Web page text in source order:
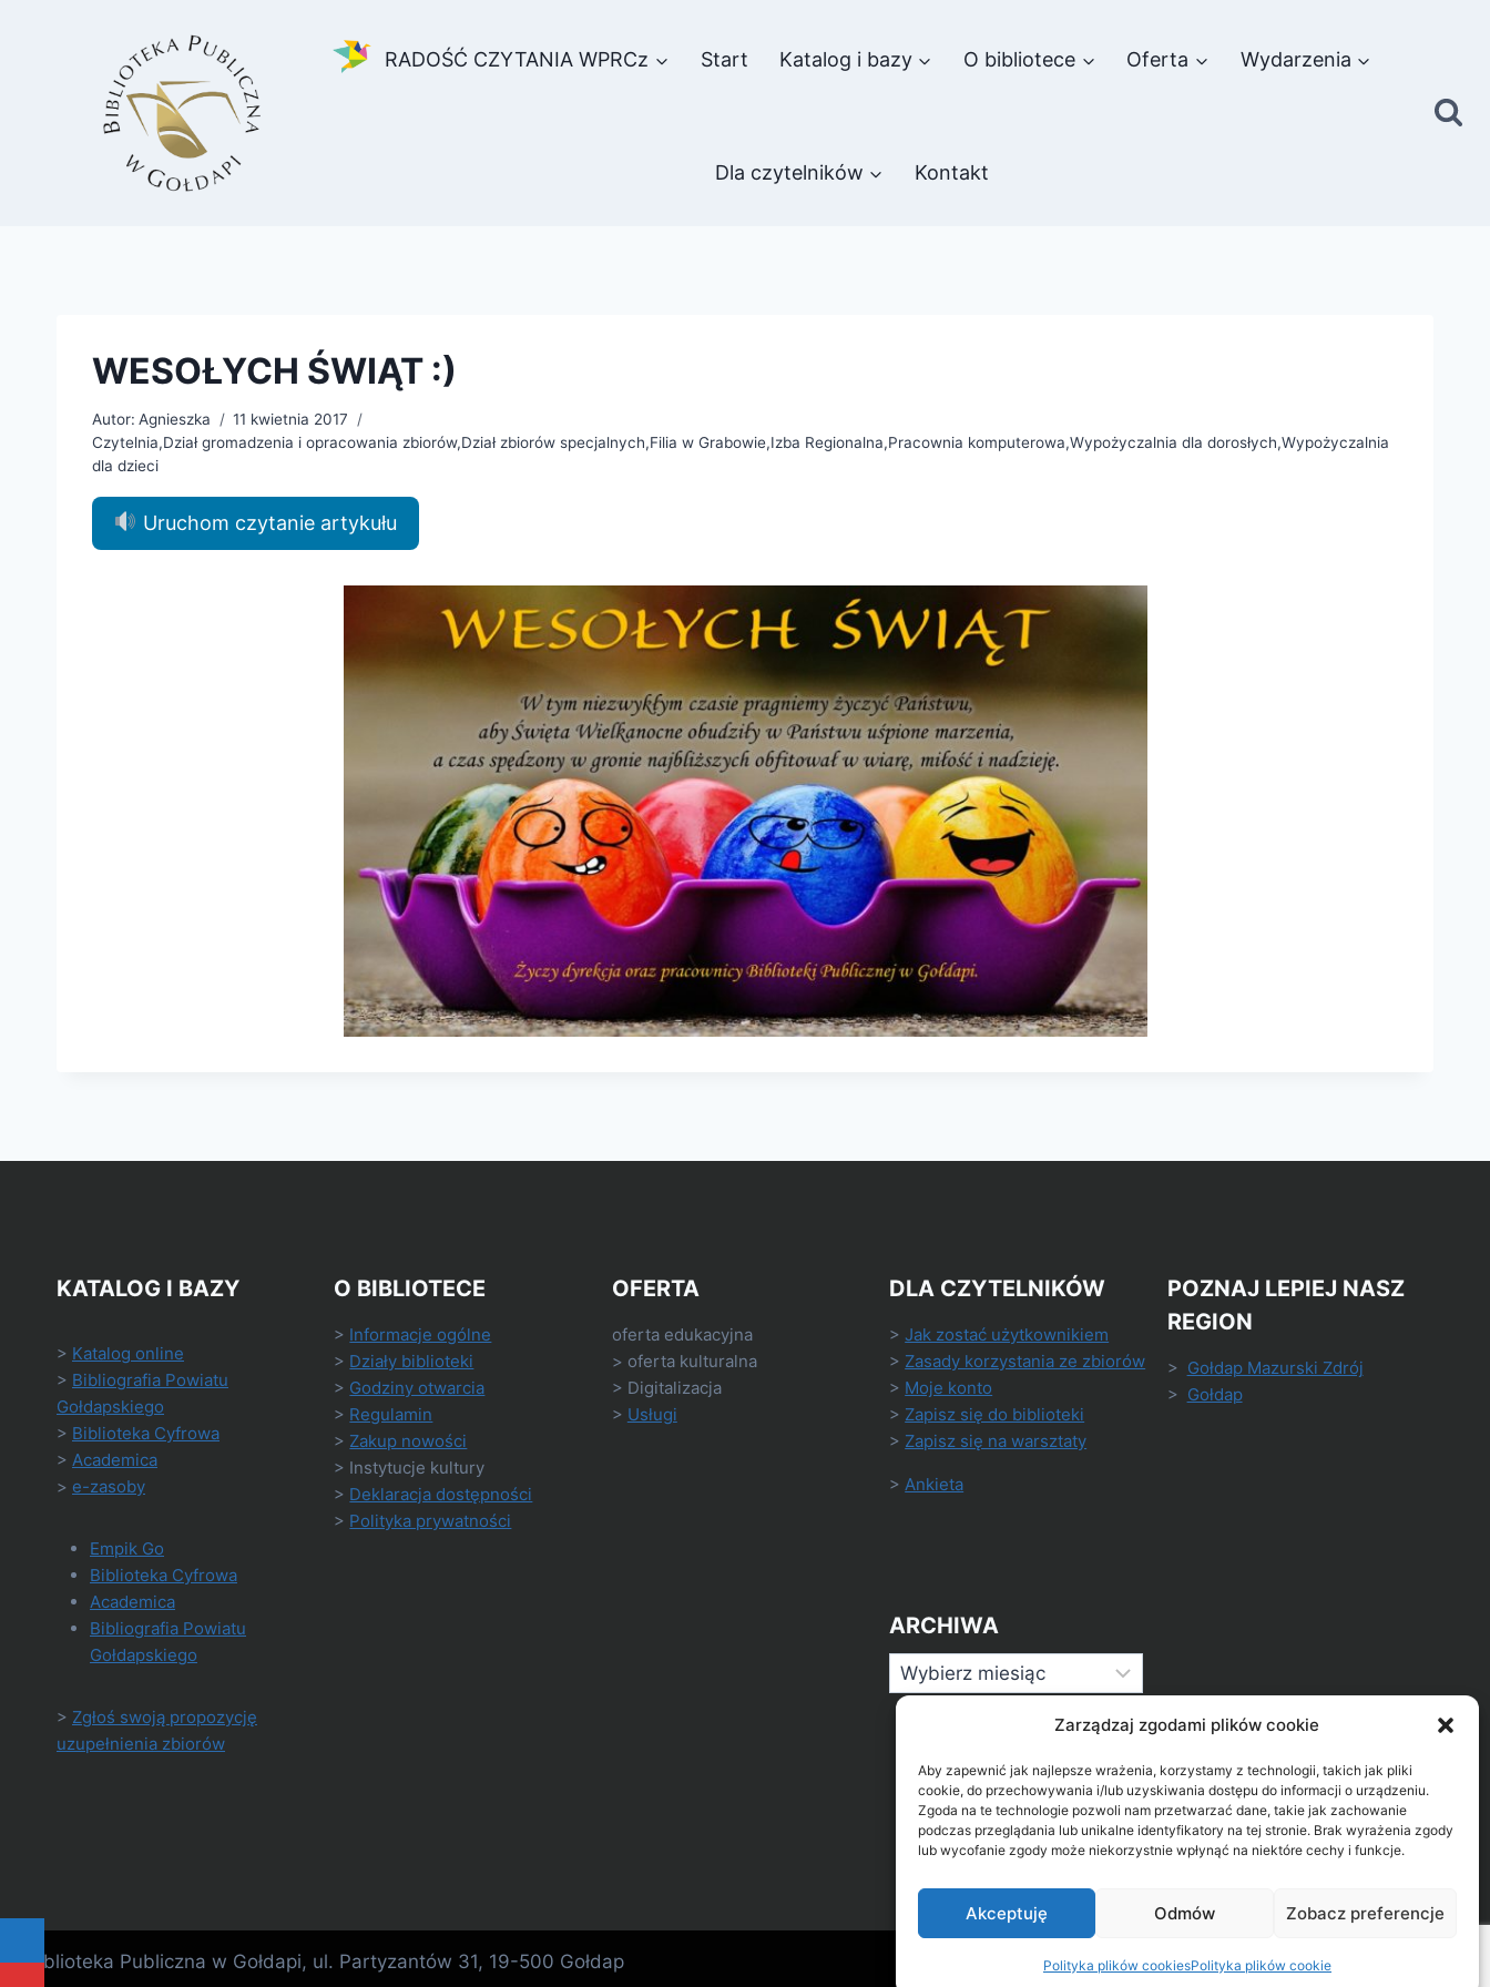
Zarządzaj zgodami plików cookie
Aby zapewnić jak najlepsze wrażenia, korzystamy z technologii, takich jak pliki
cookie, do przechowywania i/lub uzyskiwania dostępu do informacji o urządzeniu.
Zgoda na te technologie pozwoli nam przetwarzać dane, takie jak zachowanie
podczas przeglądania lub unikalne identyfikatory na tej stronie. Brak wyrażenia zgody
lub wycofanie zgody może niekorzystnie wpłynąć na niektóre cechy i funkcje.
Akceptuję Odmów Zobacz preferencje
Polityka plików cookiesPolityka plików cookie
RADOŚĆ CZYTANIA WPRCz Start Katalog i bazy O bibliotece Oferta Wydarzenia
Dla czytelników Kontakt
WESOŁYCH ŚWIĄT :)
Autor: Agnieszka
11 kwietnia 2017
Czytelnia,Dział gromadzenia i opracowania zbiorów,Dział zbiorów specjalnych,Filia w Grabowie,Izba Regionalna,Pracownia komputerowa,Wypożyczalnia dla dorosłych,Wypożyczalnia
dla dzieci
Uruchom czytanie artykułu
KATALOG I BAZY
> Katalog online
> Bibliografia Powiatu
Gołdapskiego
> Biblioteka Cyfrowa
> Academica
> e-zasoby
Empik Go
Biblioteka Cyfrowa
Academica
Bibliografia Powiatu
Gołdapskiego
> Zgłoś swoją propozycję
uzupełnienia zbiorów
O BIBLIOTECE
> Informacje ogólne
> Działy biblioteki
> Godziny otwarcia
> Regulamin
> Zakup nowości
> Instytucje kultury
> Deklaracja dostępności
> Polityka prywatności
OFERTA
oferta edukacyjna
> oferta kulturalna
> Digitalizacja
> Usługi
DLA CZYTELNIKÓW
>Jak zostać użytkownikiem
> Zasady korzystania ze zbiorów
> Moje konto
> Zapisz się do biblioteki
> Zapisz się na warsztaty
>Ankieta
ARCHIWA
Archiwa
POZNAJ LEPIEJ NASZ
REGION
> Gołdap Mazurski Zdrój
> Gołdap
Biblioteka Publiczna w Gołdapi, ul. Partyzantów 31, 19-500 Gołdap